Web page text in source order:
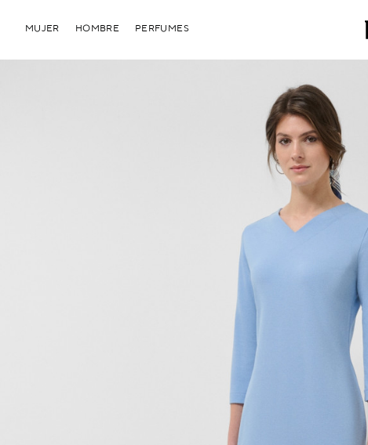
MUJER HOMBRE PERFUMES